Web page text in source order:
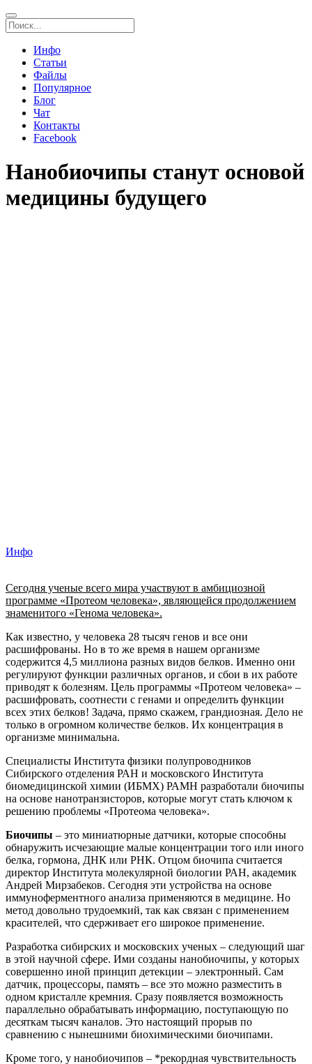
Инфо
Статьи
Файлы
Популярное
Блог
Чат
Контакты
Facebook
Нанобиочипы станут основой
медицины будущего
Инфо
Сегодня ученые всего мира участвуют в амбициозной
программе «Протеом человека», являющейся продолжением
знаменитого «Генома человека».
Как известно, у человека 28 тысяч генов и все они
расшифрованы. Но в то же время в нашем организме
содержится 4,5 миллиона разных видов белков. Именно они
регулируют функции различных органов, и сбои в их работе
приводят к болезням. Цель программы «Протеом человека» –
расшифровать, соотнести с генами и определить функции
всех этих белков! Задача, прямо скажем, грандиозная. Дело не
только в огромном количестве белков. Их концентрация в
организме минимальна.
Специалисты Института физики полупроводников
Сибирского отделения РАН и московского Института
биомедицинской химии (ИБМХ) РАМН разработали биочипы
на основе нанотранзисторов, которые могут стать ключом к
решению проблемы «Протеома человека».
Биочипы – это миниатюрные датчики, которые способны
обнаружить исчезающие малые концентрации того или иного
белка, гормона, ДНК или РНК. Отцом биочипа считается
директор Института молекулярной биологии РАН, академик
Андрей Мирзабеков. Сегодня эти устройства на основе
иммуноферментного анализа применяются в медицине. Но
метод довольно трудоемкий, так как связан с применением
красителей, что сдерживает его широкое применение.
Разработка сибирских и московских ученых – следующий шаг
в этой научной сфере. Ими созданы нанобиочипы, у которых
совершенно иной принцип детекции – электронный. Сам
датчик, процессоры, память – все это можно разместить в
одном кристалле кремния. Сразу появляется возможность
параллельно обрабатывать информацию, поступающую по
десяткам тысяч каналов. Это настоящий прорыв по
сравнению с нынешними биохимическими биочипами.
Кроме того, у нанобиочипов – *рекордная чувствительность